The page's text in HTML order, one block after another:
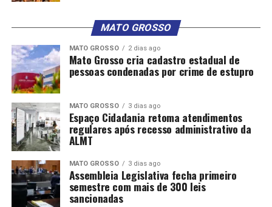
MATO GROSSO
MATO GROSSO 2 dias ago
Mato Grosso cria cadastro estadual de
pessoas condenadas por crime de estupro
MATO GROSSO 3 dias ago
Espaço Cidadania retoma atendimentos
regulares após recesso administrativo da
ALMT
MATO GROSSO 3 dias ago
Assembleia Legislativa fecha primeiro
semestre com mais de 300 leis
sancionadas